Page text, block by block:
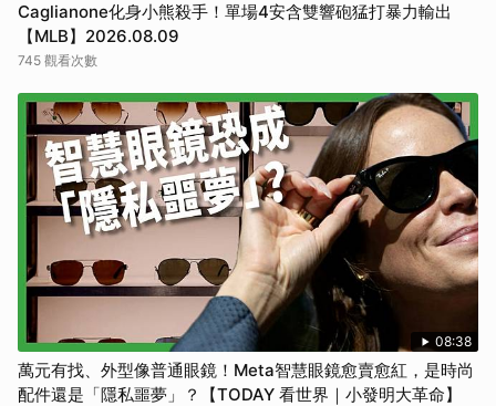
Caglianone化身小熊殺手！單場4安含雙響砲猛打暴力輸出
【MLB】2026.08.09
745 觀看次數
08:38
萬元有找、外型像普通眼鏡！Meta智慧眼鏡愈賣愈紅，是時尚
配件還是「隱私噩夢」？【TODAY 看世界｜小發明大革命】